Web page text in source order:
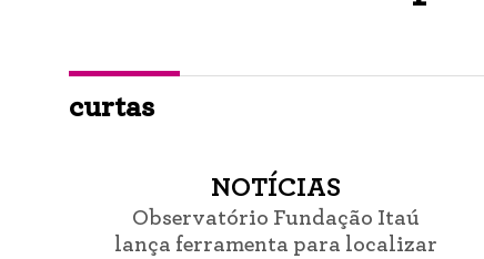
curtas
NOTÍCIAS
Observatório Fundação Itaú
lança ferramenta para localizar